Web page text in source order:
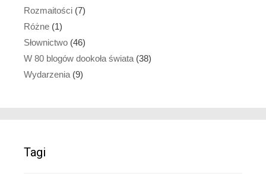
Rozmaitości (7)
Różne (1)
Słownictwo (46)
W 80 blogów dookoła świata (38)
Wydarzenia (9)
Tagi